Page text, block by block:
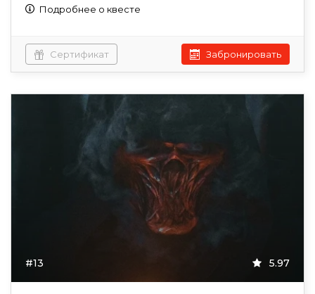
Подробнее о квесте
Сертификат Забронировать
#13 5.97